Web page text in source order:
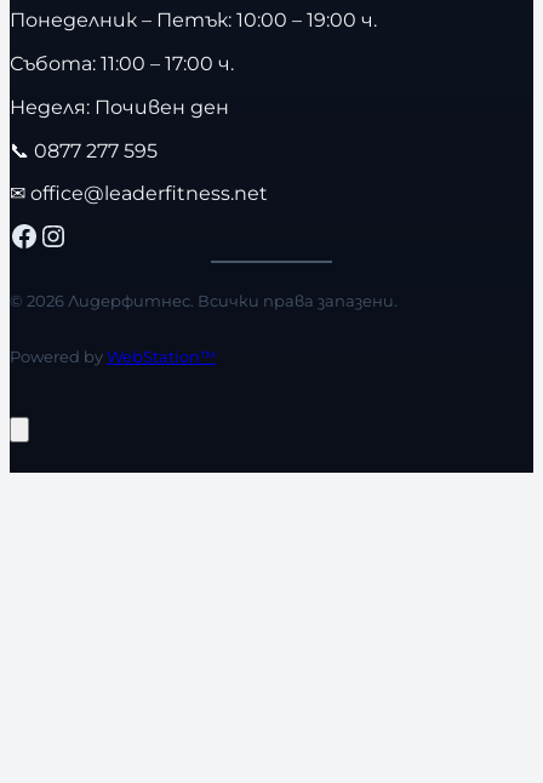
Понеделник – Петък: 10:00 – 19:00 ч.
Събота: 11:00 – 17:00 ч.
Неделя: Почивен ден
📞 0877 277 595
✉ office@leaderfitness.net
Facebook Instagram
© 2026 Лидерфитнес. Всички права запазени.
Powered byWebStation™